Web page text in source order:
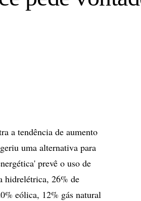
a tendência de aumento
uma alternativa para
prevê o uso de
hidrelétrica, 26% de
eólica, 12% gás natural